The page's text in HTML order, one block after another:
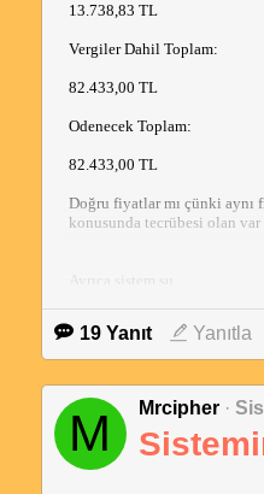
13.738,83 TL
Vergiler Dahil Toplam:
82.433,00 TL
Odenecek Toplam:
82.433,00 TL
Doğru fiyatlar mı çünki
konusunda tecrübesi olan
Ayrıca sistem şu
AMD
100-100000514WOF
AMD Ryzen™9 7950X
1
19 Yanıt Yanıtla
M Mrcipher ·